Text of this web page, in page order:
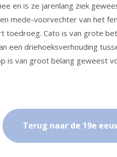
en is ze jarenlang ziek
mede-voorvechter van het
toedroeg. Cato is van grote
een driehoeksverhouding
is van groot belang geweest
Terug naar de 19e